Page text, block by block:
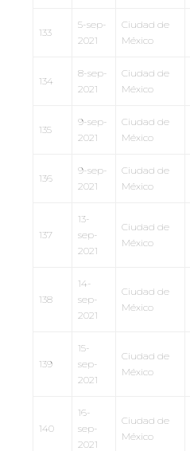
133
5-sep-
2021
Ciudad de
México
134
8-sep-
2021
Ciudad de
México
135
9-sep-
2021
Ciudad de
México
136
9-sep-
2021
Ciudad de
México
137
13-
sep-
2021
Ciudad de
México
138
14-
sep-
2021
Ciudad de
México
139
15-
sep-
2021
Ciudad de
México
140
16-
sep-
2021
Ciudad de
México